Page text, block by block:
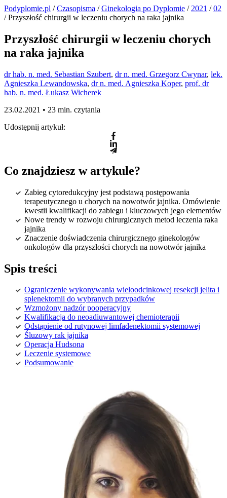
Podyplomie.pl /Czasopisma /Ginekologia po Dyplomie / 2021 /02
/ Przyszłość chirurgii w leczeniu chorych na raka jajnika
Przyszłość chirurgii w leczeniu chorych
na raka jajnika
dr hab. n. med. Sebastian Szubert, dr n. med. Grzegorz Cwynar, lek.
Agnieszka Lewandowska, dr n. med. Agnieszka Koper, prof. dr
hab. n. med. Łukasz Wicherek
23.02.2021 • 23 min. czytania
Udostępnij artykuł:
Co znajdziesz w artykule?
Zabieg cytoredukcyjny jest podstawą postępowania
terapeutycznego u chorych na nowotwór jajnika. Omówienie
kwestii kwalifikacji do zabiegu i kluczowych jego elementów
Nowe trendy w rozwoju chirurgicznych metod leczenia raka
jajnika
Znaczenie doświadczenia chirurgicznego ginekologów
onkologów dla przyszłości chorych na nowotwór jajnika
Spis treści
Ograniczenie wykonywania wieloodcinkowej resekcji jelita i
splenektomii do wybranych przypadków
Wzmożony nadzór pooperacyjny
Kwalifikacja do neoadiuwantowej chemioterapii
Odstąpienie od rutynowej limfadenektomii systemowej
Śluzowy rak jajnika
Operacja Hudsona
Leczenie systemowe
Podsumowanie